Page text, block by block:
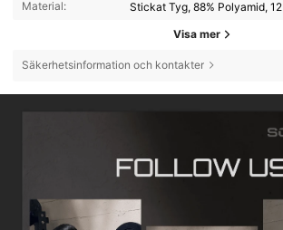
Material: Stickat Tyg, 88% Polyamid,
Visa mer
Säkerhetsinformation och kontakter